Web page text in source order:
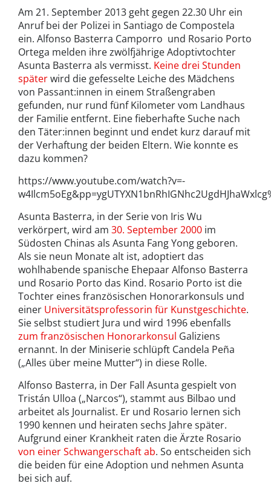
Am 21. September 2013 geht gegen 22.30 Uhr ein
Anruf bei der Polizei in Santiago de Compostela
ein. Alfonso Basterra Camporro und Rosario Porto
Ortega melden ihre zwölfjährige Adoptivtochter
Asunta Basterra als vermisst. Keine drei Stunden
späterwird die gefesselte Leiche des Mädchens
von Passant:innen in einem Straßengraben
gefunden, nur rund fünf Kilometer vom Landhaus
der Familie entfernt. Eine fieberhafte Suche nach
den Täter:innen beginnt und endet kurz darauf mit
der Verhaftung der beiden Eltern. Wie konnte es
dazu kommen?
https://www.youtube.com/watch?v=-
Asunta Basterra, in der Serie von Iris Wu
verkörpert, wird am 30. September 2000 im
Südosten Chinas als Asunta Fang Yong geboren.
Als sie neun Monate alt ist, adoptiert das
wohlhabende spanische Ehepaar Alfonso Basterra
und Rosario Porto das Kind. Rosario Porto ist die
Tochter eines französischen Honorarkonsuls und
einer Universitätsprofessorin für Kunstgeschichte.
Sie selbst studiert Jura und wird 1996 ebenfalls
zum französischen Honorarkonsul Galiziens
ernannt. In der Miniserie schlüpft Candela Peña
(„Alles über meine Mutter“) in diese Rolle.
Alfonso Basterra, in Der Fall Asunta gespielt von
Tristán Ulloa („Narcos“), stammt aus Bilbao und
arbeitet als Journalist. Er und Rosario lernen sich
1990 kennen und heiraten sechs Jahre später.
Aufgrund einer Krankheit raten die Ärzte Rosario
von einer Schwangerschaft ab. So entscheiden sich
die beiden für eine Adoption und nehmen Asunta
bei sich auf.